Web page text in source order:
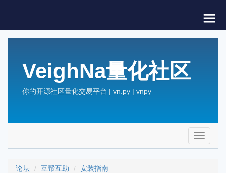
VeighNa量化社区
你的开源社区量化交易平台 | vn.py | vnpy
Toggle
论坛 互帮互助
安装指南